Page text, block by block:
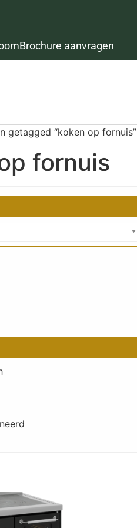
Brochure aanvragen
getagged “koken op fornuis”
fornuis